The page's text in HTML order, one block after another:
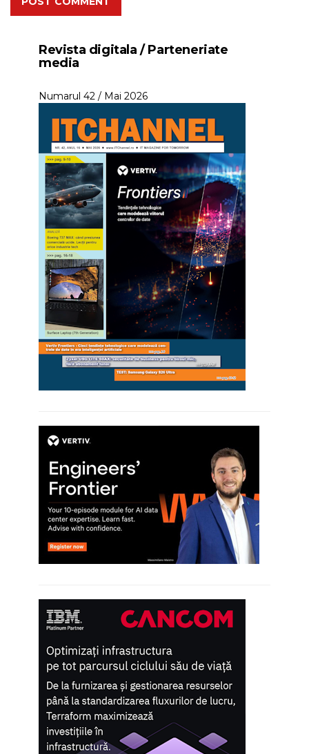
Revista digitala / Parteneriate
media
Numarul 42 / Mai 2026